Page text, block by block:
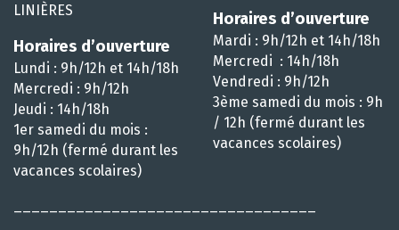
LINIÈRES
Horaires d’ouverture
Lundi : 9h/12h et 14h/18h
Mercredi : 9h/12h
Jeudi : 14h/18h
1er samedi du mois :
9h/12h (fermé durant les
vacances scolaires)
Horaires d’ouverture
Mardi : 9h/12h et 14h/18h
Mercredi : 14h/18h
Vendredi : 9h/12h
3ème samedi du mois : 9h
/ 12h (fermé durant les
vacances scolaires)